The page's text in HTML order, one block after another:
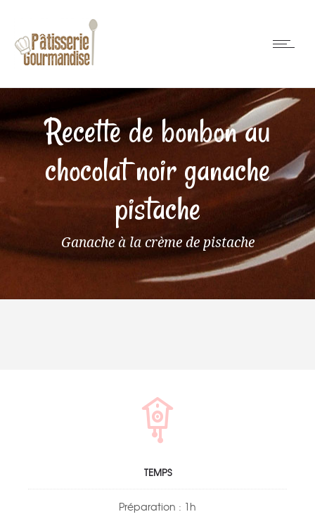
Recette de bonbon au
chocolat noir ganache
pistache
Ganache à la crème de pistache
TEMPS
Préparation : 1h